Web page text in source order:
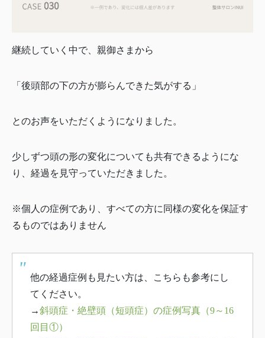
継続していく中で、親御さまから
「後頭部の下の方が膨らんできた気がする」
とのお声をいただくようになりました。
少しずつ頭の形の変化についても共有できるようにな
り、経過を見守っていただきました。
※個人の症例であり、すべての方に同様の変化を保証す
るものではありません
他の経過症例も見たい方は、こちらも参考にし
てください。
→斜頭症・絶壁頭（短頭症）の症例写真（9～16
回目①）